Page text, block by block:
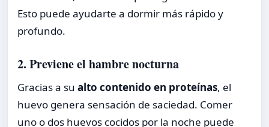
Esto puede ayudarte a dormir más rápido y
profundo.
2. Previene el hambre nocturna
Gracias a su alto contenido en proteínas, el
huevo genera sensación de saciedad. Comer
uno o dos huevos cocidos por la noche puede